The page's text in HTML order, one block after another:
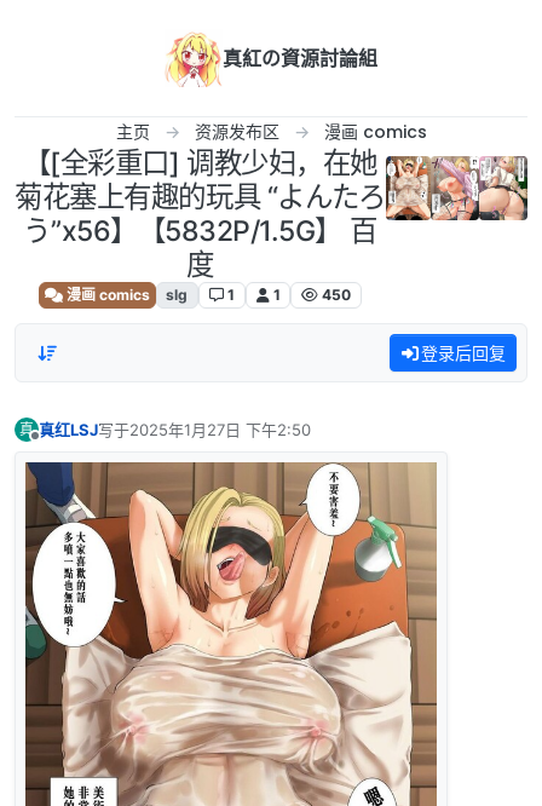
真紅の資源討論組
主页 资源发布区 漫画 comics
【[全彩重口] 调教少妇，在她
菊花塞上有趣的玩具 “よんたろ
う”x56】【5832P/1.5G】 百
度
漫画 comics slg 1 1 450
登录后回复
真 真红LSJ写于2025年1月27日 下午2:50
最后由 编辑